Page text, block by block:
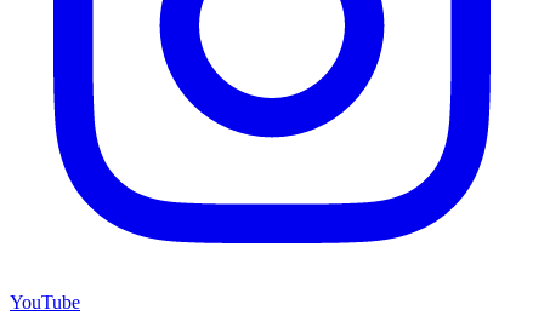
YouTube